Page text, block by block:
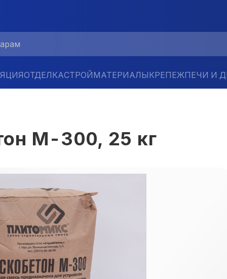
ОТДЕЛКАСТРОЙМАТЕРИАЛЫКРЕПЕЖПЕЧИ И
М-300, 25 кг